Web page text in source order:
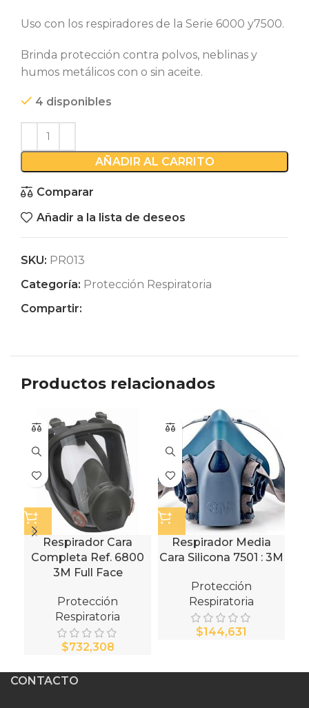
Uso con los respiradores de la Serie 6000 y7500.
Brinda protección contra polvos, neblinas y
humos metálicos con o sin aceite.
4 disponibles
AÑADIR AL CARRITO
Comparar
Añadir a la lista de deseos
SKU: PR013
Categoría: Protección Respiratoria
Compartir:
Productos relacionados
Respirador Cara
Completa Ref. 6800
3M Full Face
Protección
Respiratoria
$
Respirador Media
Cara Silicona 7501 : 3M
Protección
Respiratoria
$
CONTACTO